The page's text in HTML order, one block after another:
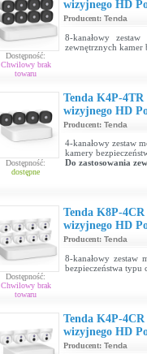
Dostępność:
Chwilowy brak
towaru
wizyjnego HD
Producent: Tenda
8-kanałowy
zewnętrznych kamer
Dostępność:
dostępne
Tenda K4P-4TR
wizyjnego HD
Producent: Tenda
4-kanałowy zestaw
kamery
Do zastosowania
Dostępność:
Chwilowy brak
towaru
Tenda K8P-
wizyjnego HD
Producent: Tenda
8-kanałowy zestaw
bezpieczeństwa typu
Tenda K4P-
wizyjnego HD
Producent: Tenda